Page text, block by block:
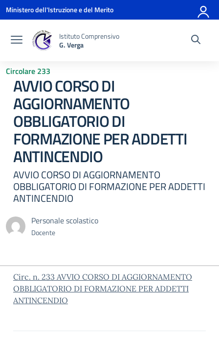
Vai ai contenuti
Vai al menu di navigazione
Vai al footer
Ministero dell'Istruzione e del Merito
Istituto Comprensivo
G. Verga
Circolare 233
AVVIO CORSO DI
AGGIORNAMENTO
OBBLIGATORIO DI
FORMAZIONE PER ADDETTI
ANTINCENDIO
AVVIO CORSO DI AGGIORNAMENTO
OBBLIGATORIO DI FORMAZIONE PER ADDETTI
ANTINCENDIO
Personale scolastico
Docente
Circ. n. 233 AVVIO CORSO DI AGGIORNAMENTO
OBBLIGATORIO DI FORMAZIONE PER ADDETTI
ANTINCENDIO